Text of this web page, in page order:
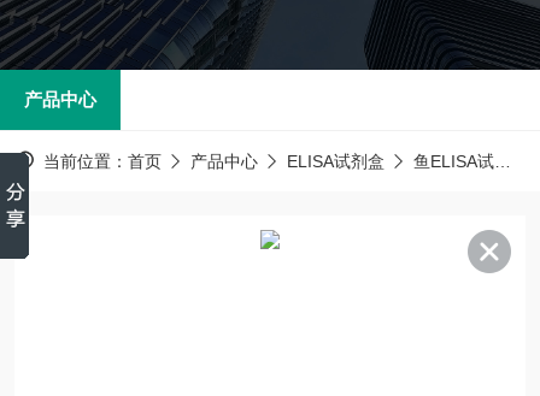
产品中心
当前位置： 首页 产品中心 ELISA试剂盒 鱼ELISA试剂盒